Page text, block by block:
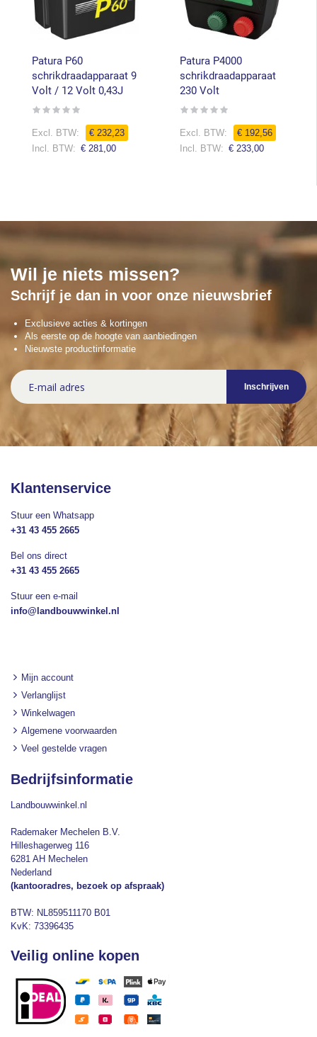
Patura P60
schrikdraadapparaat 9
Volt / 12 Volt 0,43J
Rating:
€ 232,23
€ 281,00
Patura P4000
schrikdraadapparaat
230 Volt
Rating:
€ 192,56
€ 233,00
Wil je niets missen?
Schrijf je dan in voor onze nieuwsbrief
Exclusieve acties & kortingen
Als eerste op de hoogte van aanbiedingen
Nieuwste productinformatie
Abonneer
u
op
Inschrijven
Klantenservice
Stuur een Whatsapp
+31 43 455 2665
Bel ons direct
+31 43 455 2665
Stuur een e-mail
info@landbouwwinkel.nl
Mijn account
Verlanglijst
Winkelwagen
Algemene voorwaarden
Veel gestelde vragen
Bedrijfsinformatie
Landbouwwinkel.nl
Rademaker Mechelen B.V.
Hilleshagerweg 116
6281 AH Mechelen
Nederland
(kantooradres, bezoek op afspraak)
BTW: NL859511170 B01
KvK: 73396435
Veilig online kopen